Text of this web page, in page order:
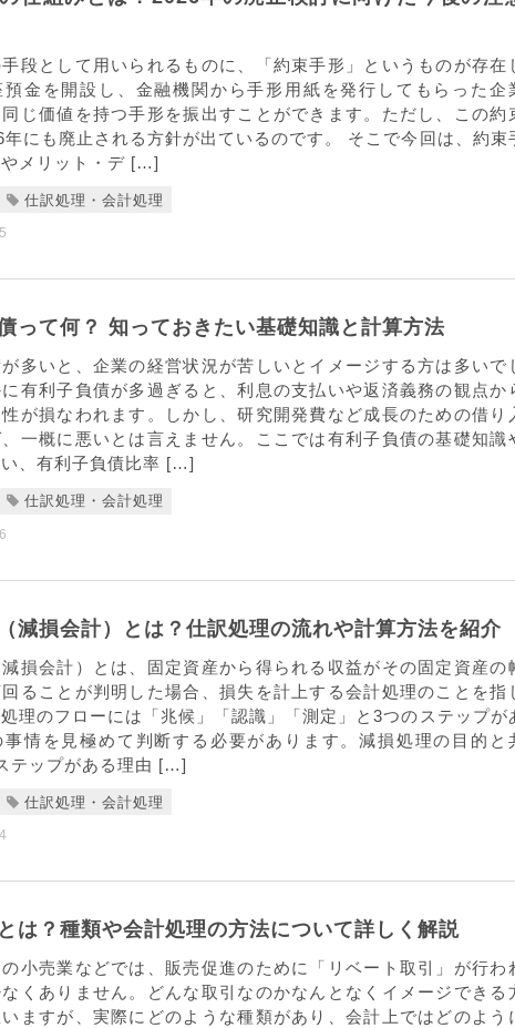
段として用いられるものに、「約束手形」というものが存在
預金を開設し、金融機関から手形用紙を発行してもらった企
じ価値を持つ手形を振出すことができます。ただし、この約
年にも廃止される方針が出ているのです。 そこで今回は、約束
メリット・デ […]
仕訳処理・会計処理
って何？ 知っておきたい基礎知識と計算方法
多いと、企業の経営状況が苦しいとイメージする方は多いで
に有利子負債が多過ぎると、利息の支払いや返済義務の観点か
が損なわれます。しかし、研究開発費など成長のための借り
一概に悪いとは言えません。ここでは有利子負債の基礎知識
、有利子負債比率 […]
仕訳処理・会計処理
減損会計）とは？仕訳処理の流れや計算方法を紹介
損会計）とは、固定資産から得られる収益がその固定資産の
ることが判明した場合、損失を計上する会計処理のことを指
理のフローには「兆候」「認識」「測定」と3つのステップが
事情を見極めて判断する必要があります。減損処理の目的と
テップがある理由 […]
仕訳処理・会計処理
は？種類や会計処理の方法について詳しく解説
小売業などでは、販売促進のために「リベート取引」が行わ
くありません。どんな取引なのかなんとなくイメージできる
ますが、実際にどのような種類があり、会計上ではどのよう